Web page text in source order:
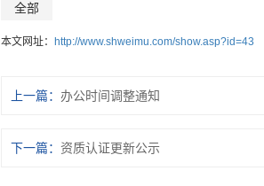
全部
本文网址： http://www.shweimu.com/show.asp?id=43
上一篇： 办公时间调整通知
下一篇： 资质认证更新公示